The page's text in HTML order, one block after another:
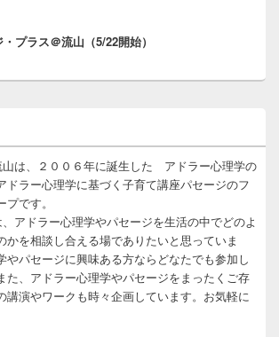
プラス＠流山（5/22開始）
山は、２００６年に誕生した アドラー心理学の
ドラー心理学に基づく子育て講座パセージのフ
です。
アドラー心理学やパセージを生活の中でどのよ
かを相談し合える場でありたいと思っていま
やパセージに興味ある方ならどなたでも参加し
た、アドラー心理学やパセージをまったくご存
講演やワークも時々企画しています。お気軽に